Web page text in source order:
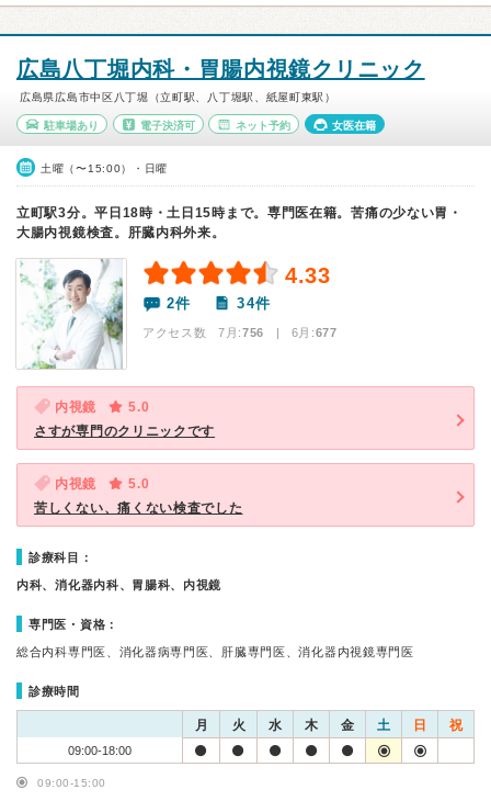
広島八丁堀内科・胃腸内視鏡クリニック
広島県広島市中区八丁堀（立町駅、八丁堀駅、紙屋町東駅）
駐車場あり 電子決済可 ネット予約 女医在籍
土曜（〜15:00）・日曜
立町駅3分。平日18時・土日15時まで。専門医在籍。苦痛の少ない胃・
大腸内視鏡検査。肝臓内科外来。
4.33
2件 34件
アクセス数 7月:756 | 6月:677
内視鏡
5.0
さすが専門のクリニックです
内視鏡
5.0
苦しくない、痛くない検査でした
診療科目：
内科、消化器内科、胃腸科、内視鏡
専門医・資格：
総合内科専門医、消化器病専門医、肝臓専門医、消化器内視鏡専門医
診療時間
月 火 水 木 金 土 日 祝
09:00-18:00
09:00-15:00